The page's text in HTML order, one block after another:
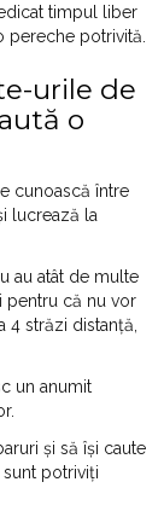
timpul liber
pereche potrivită.
urile de
o
cunoască între
lucrează la
au atât de multe
pentru că nu vor
4 străzi distanță,
un anumit
și să își caute
potriviți